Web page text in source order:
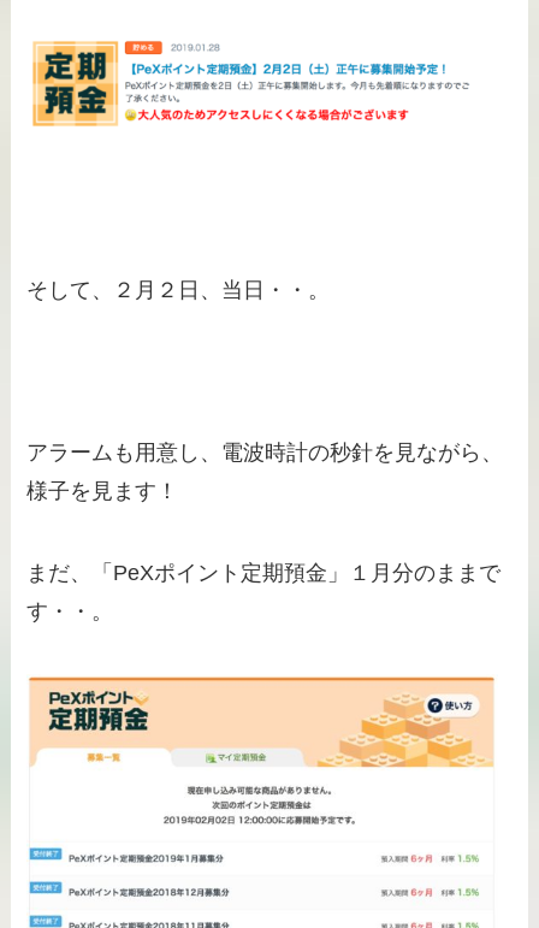
そして、２月２日、当日・・。
アラームも用意し、電波時計の秒針を見ながら、
様子を見ます！
まだ、「PeXポイント定期預金」１月分のままで
す・・。